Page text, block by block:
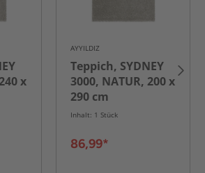
x
AYYILDIZ
Teppich, SYDNEY
3000, NATUR, 200 x
290 cm
Inhalt: 1 Stück
86,99*